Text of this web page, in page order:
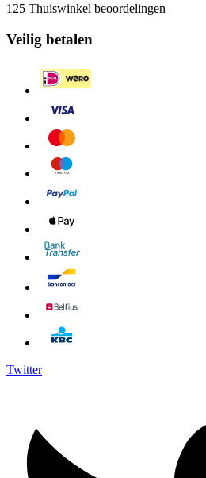
125 Thuiswinkel beoordelingen
Veilig betalen
Twitter